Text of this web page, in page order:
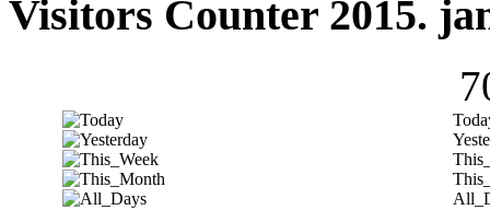
Visitors Counter 2015.